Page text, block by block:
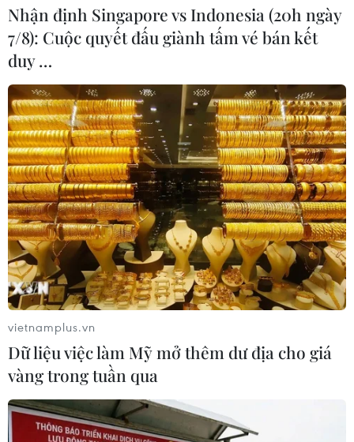
Ngày mùng 3 Tết, Việt Nam ghi nhận thêm
33 ca mắc mới COVID-19
14/02/2021 11:25
Tính từ 6h đến 18h ngày 14/2, Việt Nam ghi nhận 33 ca
mắc mới (BN2196-2228), trong đó có 31 ca tại Hải
Dương và 2 ca tại Hà Nội.
Nhận định Singapore vs Indonesia (20h ngày
7/8): Cuộc quyết đấu giành tấm vé bán kết
duy …
vietnamplus.vn
Dữ liệu việc làm Mỹ mở thêm dư địa cho giá
vàng trong tuần qua